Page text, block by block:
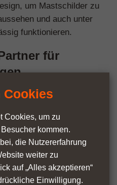
um Mastschilder zu
und auch unter
funktionieren.
für
ist
haben unzähligen
geholfen, mit
die echte
Eindruck zu
Cookies
Cookies, um zu
kommen.
die Nutzer­erfahrung
weiter zu
auf „Alles akzeptieren“
Einwilligung.